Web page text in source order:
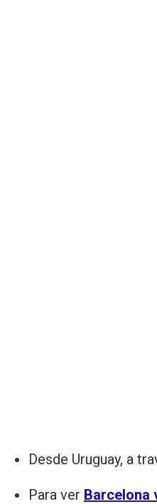
Desde Uruguay, a
Para ver Barcelona